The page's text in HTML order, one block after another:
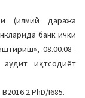
(илмий даража
банк ички
08.00.08–
аудит иқтсодиёт
I685.